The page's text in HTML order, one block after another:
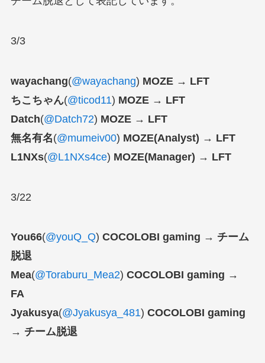
3/3
wayachang(@wayachang) MOZE → LFT
ちこちゃん(@ticod11) MOZE → LFT
Datch(@Datch72) MOZE → LFT
無名有名(@mumeiv00) MOZE(Analyst) → LFT
L1NXs(@L1NXs4ce) MOZE(Manager) → LFT
3/22
You66(@youQ_Q) COCOLOBI gaming → チーム
脱退
Mea(@Toraburu_Mea2) COCOLOBI gaming →
FA
Jyakusya(@Jyakusya_481) COCOLOBI gaming
→ チーム脱退